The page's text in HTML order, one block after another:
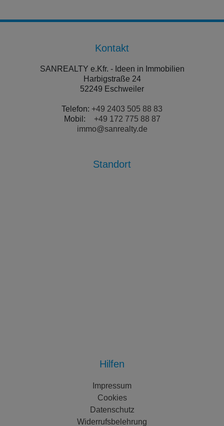
Kontakt
SANREALTY e.Kfr. - Ideen in Immobilien
Harbigstraße 24
52249 Eschweiler
Telefon: +49 2403 505 88 83
Mobil:
+49 172 775 88 87
immo@sanrealty.de
Standort
Hilfen
Impressum
Cookies
Datenschutz
Widerrufsbelehrung